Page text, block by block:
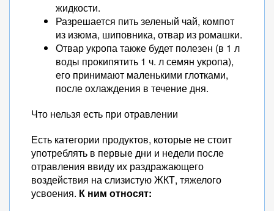
жидкости.
Разрешается пить зеленый чай, компот
из изюма, шиповника, отвар из ромашки.
Отвар укропа также будет полезен (в 1 л
воды прокипятить 1 ч. л семян укропа),
его принимают маленькими глотками,
после охлаждения в течение дня.
Что нельзя есть при отравлении
Есть категории продуктов, которые не стоит
употреблять в первые дни и недели после
отравления ввиду их раздражающего
воздействия на слизистую ЖКТ, тяжелого
усвоения. К ним относят: